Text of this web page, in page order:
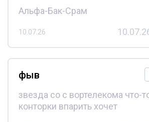
Альфа-Бак-Срам
10.07.26
фыв
звезда со с вортелекома что-
конторки впарить хочет